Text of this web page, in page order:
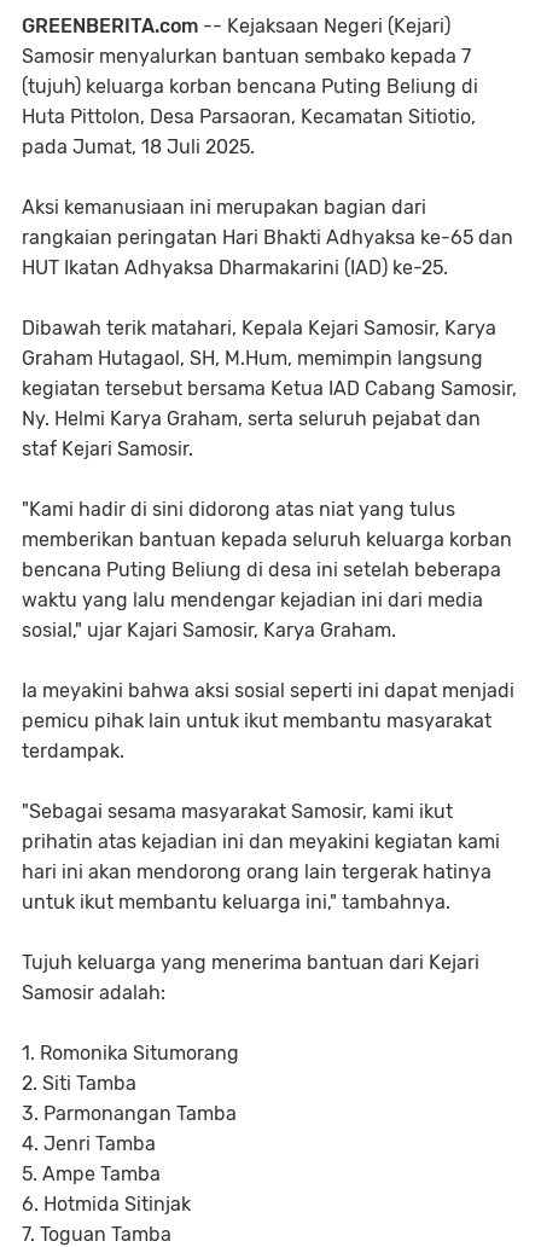
GREENBERITA.com -- Kejaksaan Negeri (Kejari)
Samosir menyalurkan bantuan sembako kepada 7
(tujuh) keluarga korban bencana Puting Beliung di
Huta Pittolon, Desa Parsaoran, Kecamatan Sitiotio,
pada Jumat, 18 Juli 2025.
Aksi kemanusiaan ini merupakan bagian dari
rangkaian peringatan Hari Bhakti Adhyaksa ke-65 dan
HUT Ikatan Adhyaksa Dharmakarini (IAD) ke-25.
Dibawah terik matahari, Kepala Kejari Samosir, Karya
Graham Hutagaol, SH, M.Hum, memimpin langsung
kegiatan tersebut bersama Ketua IAD Cabang Samosir,
Ny. Helmi Karya Graham, serta seluruh pejabat dan
staf Kejari Samosir.
"Kami hadir di sini didorong atas niat yang tulus
memberikan bantuan kepada seluruh keluarga korban
bencana Puting Beliung di desa ini setelah beberapa
waktu yang lalu mendengar kejadian ini dari media
sosial," ujar Kajari Samosir, Karya Graham.
Ia meyakini bahwa aksi sosial seperti ini dapat menjadi
pemicu pihak lain untuk ikut membantu masyarakat
terdampak.
"Sebagai sesama masyarakat Samosir, kami ikut
prihatin atas kejadian ini dan meyakini kegiatan kami
hari ini akan mendorong orang lain tergerak hatinya
untuk ikut membantu keluarga ini," tambahnya.
Tujuh keluarga yang menerima bantuan dari Kejari
Samosir adalah:
1. Romonika Situmorang
2. Siti Tamba
3. Parmonangan Tamba
4. Jenri Tamba
5. Ampe Tamba
6. Hotmida Sitinjak
7. Toguan Tamba